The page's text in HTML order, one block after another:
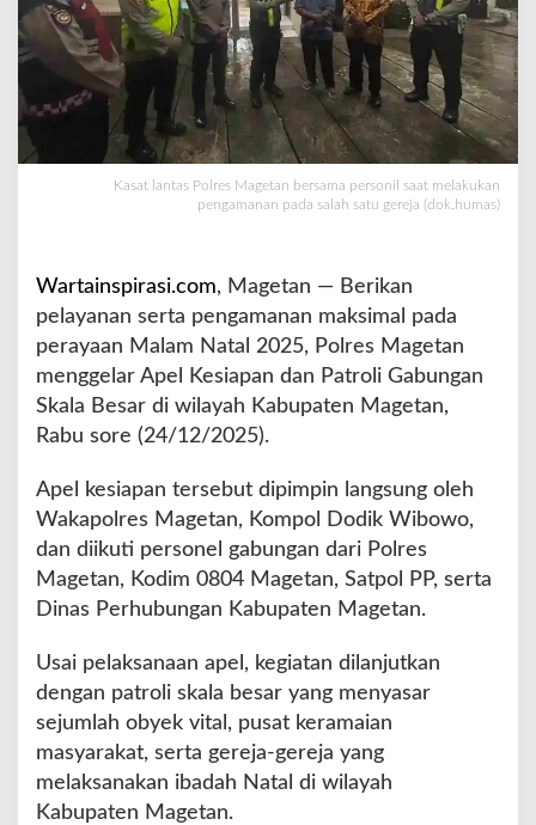
r
M
a
g
t
e
a
r
O
p
e
r
s
i
S
a
l
B
e
a
r
,
6
Kasat lantas Polres Magetan bersama personil saat melakukan
pengamanan pada salah satu gereja (dok.humas)
Wartainspirasi.com, Magetan — Berikan
pelayanan serta pengamanan maksimal pada
perayaan Malam Natal 2025, Polres Magetan
menggelar Apel Kesiapan dan Patroli Gabungan
Skala Besar di wilayah Kabupaten Magetan,
Rabu sore (24/12/2025).
Apel kesiapan tersebut dipimpin langsung oleh
Wakapolres Magetan, Kompol Dodik Wibowo,
dan diikuti personel gabungan dari Polres
Magetan, Kodim 0804 Magetan, Satpol PP, serta
Dinas Perhubungan Kabupaten Magetan.
Usai pelaksanaan apel, kegiatan dilanjutkan
dengan patroli skala besar yang menyasar
sejumlah obyek vital, pusat keramaian
masyarakat, serta gereja-gereja yang
melaksanakan ibadah Natal di wilayah
Kabupaten Magetan.